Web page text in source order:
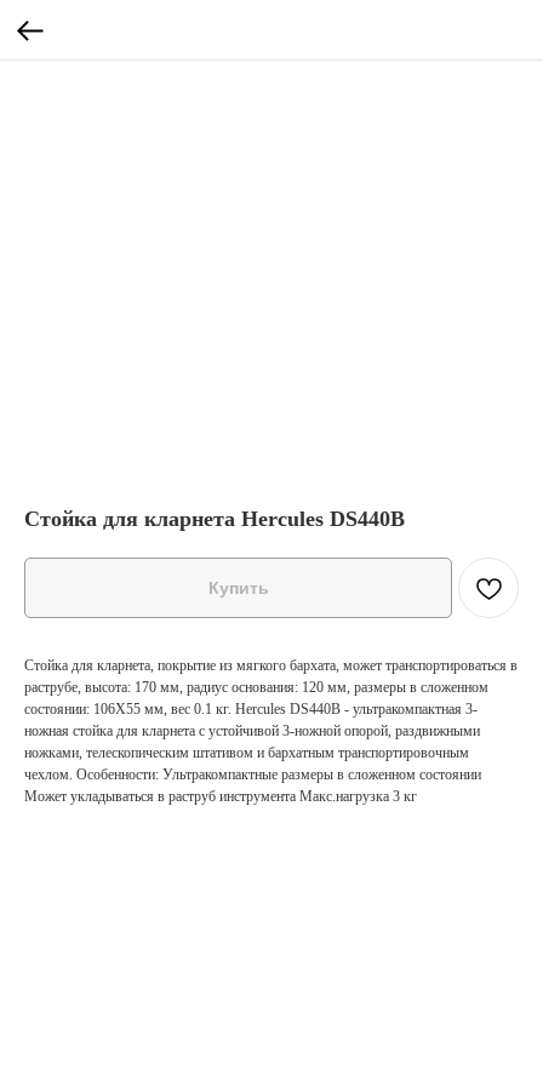
Стойка для кларнета Hercules DS440B
Купить
Стойка для кларнета, покрытие из мягкого бархата, может транспортироваться в
раструбе, высота: 170 мм, радиус основания: 120 мм, размеры в сложенном
состоянии: 106X55 мм, вес 0.1 кг. Hercules DS440B - ультракомпактная 3-
ножная стойка для кларнета с устойчивой 3-ножной опорой, раздвижными
ножками, телескопическим штативом и бархатным транспортировочным
чехлом. Особенности: Ультракомпактные размеры в сложенном состоянии
Может укладываться в раструб инструмента Макс.нагрузка 3 кг